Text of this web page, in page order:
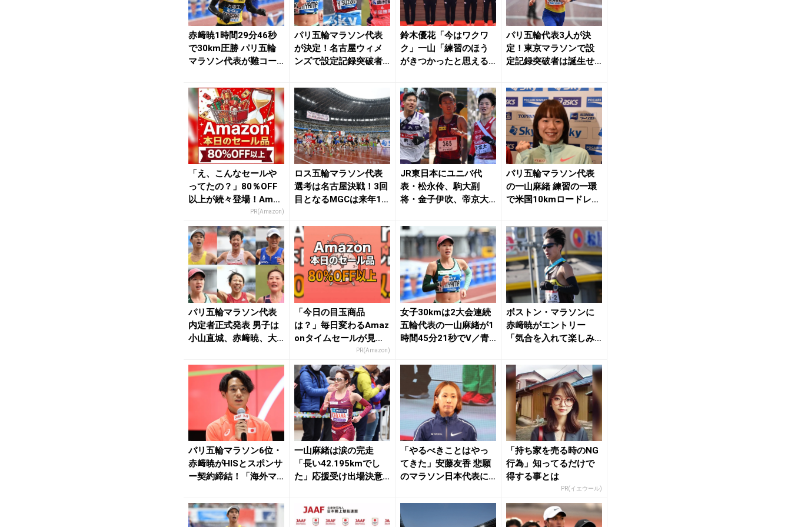
赤﨑暁1時間29分46秒
で30km圧勝 パリ五輪
マラソン代表が難コー
パリ五輪マラソン代表
が決定！名古屋ウィメ
ンズで設定記録突破者
鈴木優花「今はワクワ
ク」一山「練習のほう
がきつかったと思える
パリ五輪代表3人が決
定！東京マラソンで設
定記録突破者は誕生せ
「え、こんなセールや
ってたの？」80％OFF
以上が続々登場！Amaz
PR(Amazon)
ロス五輪マラソン代表
選考は名古屋決戦！3回
目となるMGCは来年10
JR東日本にユニバ代
表・松永伶、駒大副
将・金子伊吹、帝京大
...
パリ五輪マラソン代表
の一山麻緒 練習の一環
で米国10kmロードレー
パリ五輪マラソン代表
内定者正式発表 男子は
小山直城、赤﨑暁、大
「今日の目玉商品
は？」毎日変わるAmaz
onタイムセールが見逃
PR(Amazon)
女子30kmは2大会連続
五輪代表の一山麻緒が1
時間45分21秒でV／青
ボストン・マラソンに
赤﨑暁がエントリー
「気合を入れて楽しみ
が...
パリ五輪マラソン6位・
赤﨑暁がHISとスポンサ
ー契約締結！「海外マ
一山麻緒は涙の完走
「長い42.195kmでし
た」応援受け出場決意
「やるべきことはやっ
てきた」安藤友香 悲願
のマラソン日本代表に
「持ち家を売る時のNG
行為」知ってるだけで
得する事とは
PR(イエウール)